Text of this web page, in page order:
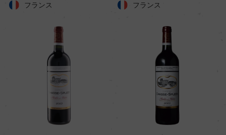
フランス フランス